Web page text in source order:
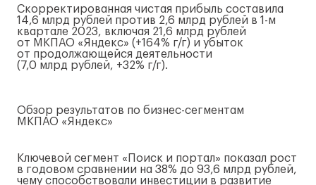
Скорректированная чистая прибыль составила
14,6 млрд рублей против 2,6 млрд рублей в 1-м
квартале 2023, включая 21,6 млрд рублей
от МКП АО «Яндекс» (+164% г/г) и убыток
от продолжающейся деятельности
(7,0 млрд рублей, +32% г/г).
Обзор результатов по бизнес-сегментам
МКП АО «Яндекс»
Ключевой сегмент «Поиск и портал» показал рост
в годовом сравнении на 38% до 93,6 млрд рублей,
чему способствовали инвестиции в развитие